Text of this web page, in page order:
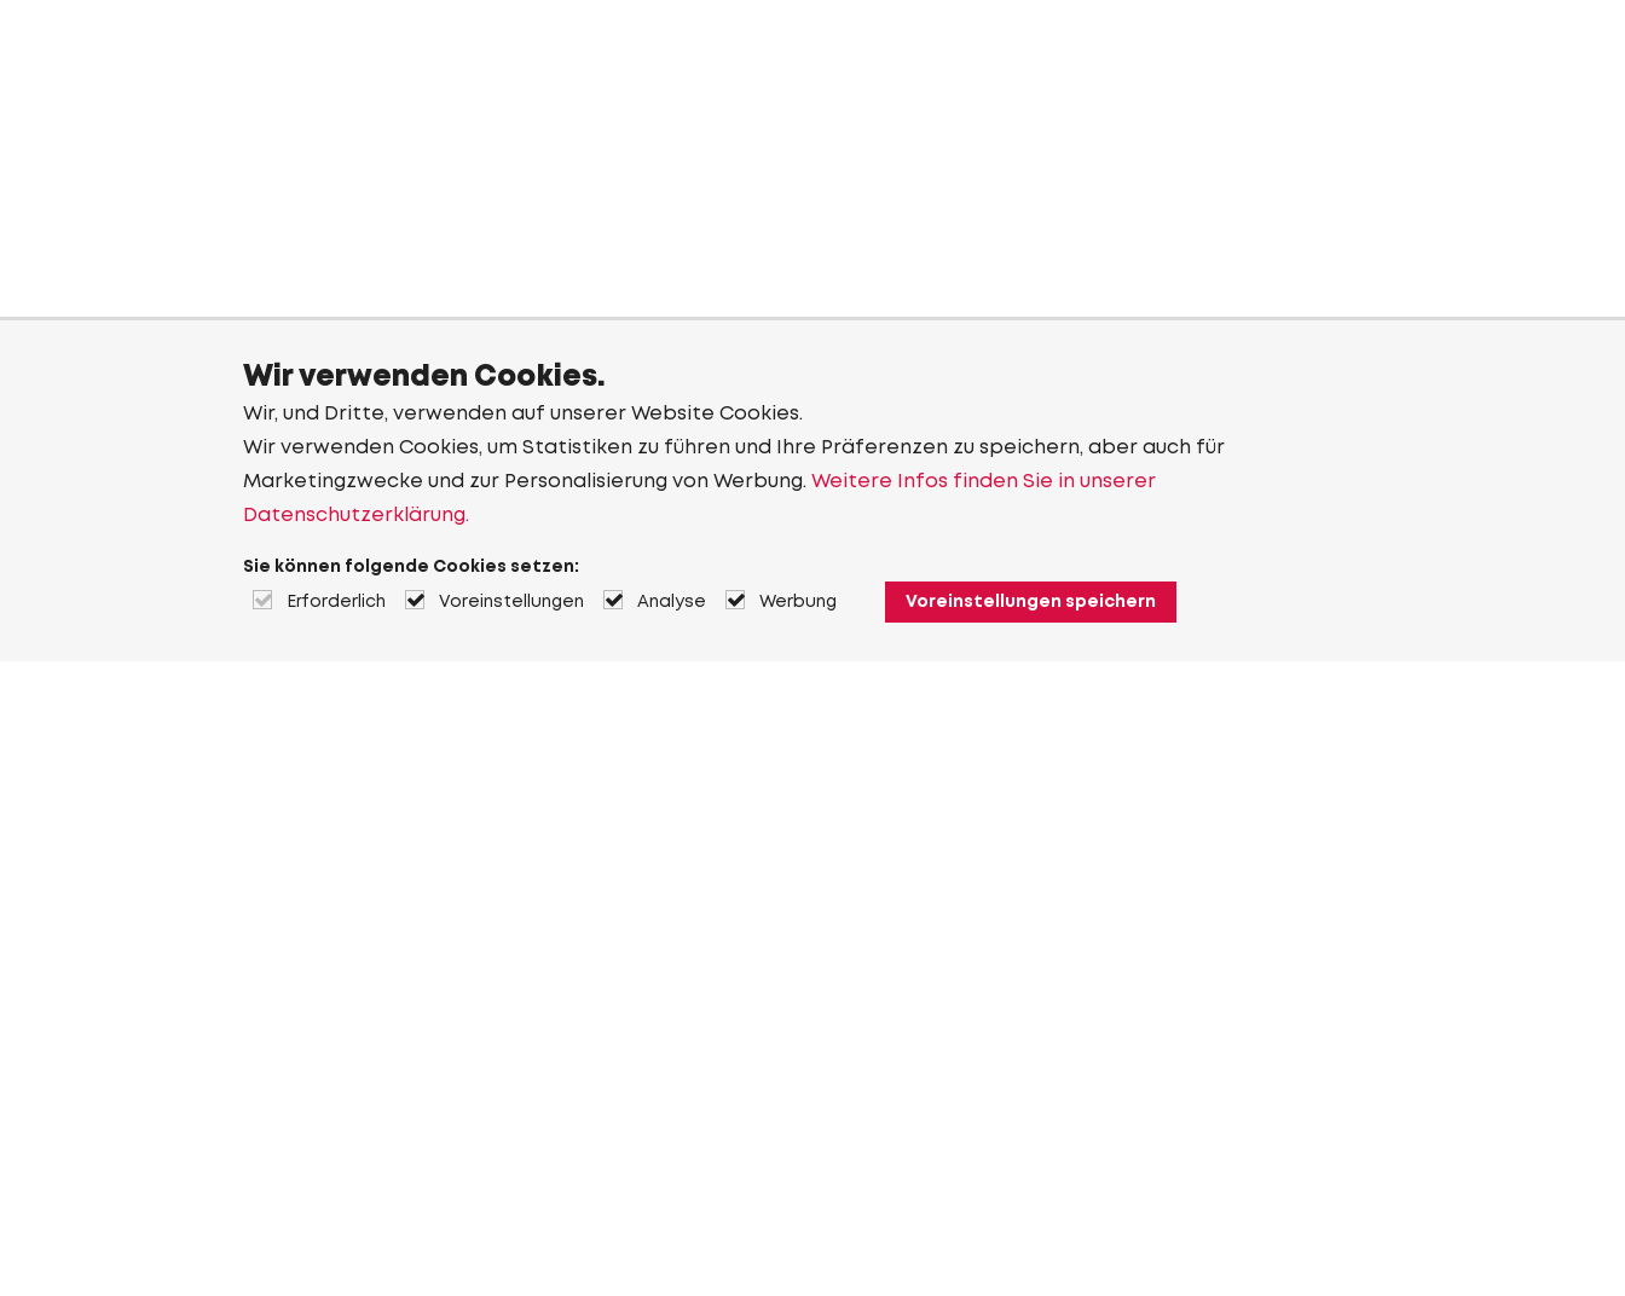
Wir verwenden Cookies.
Wir, und Dritte, verwenden auf unserer Website Cookies.
Wir verwenden Cookies, um Statistiken zu führen und Ihre Präferenzen zu speichern, aber auch für
Marketingzwecke und zur Personalisierung von Werbung. Weitere Infos finden Sie in unserer
Datenschutzerklärung.
Sie können folgende Cookies setzen:
Erforderlich Voreinstellungen Analyse Werbung Voreinstellungen speichern